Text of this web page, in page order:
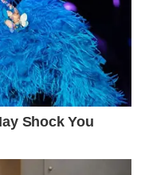
Shock You